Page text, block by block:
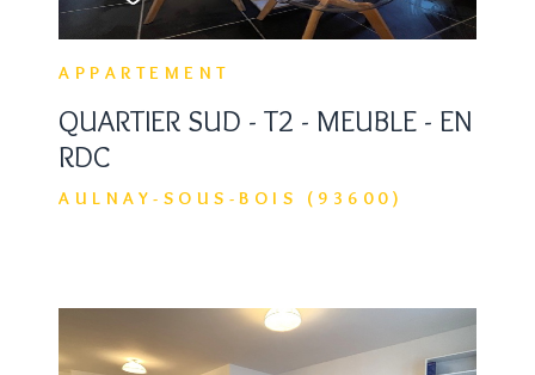
APPARTEMENT
QUARTIER SUD - T2 - MEUBLE - EN
RDC
AULNAY-SOUS-BOIS (93600)